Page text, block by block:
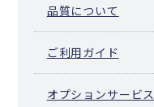
品質について
ご利用ガイド
オプションサービス